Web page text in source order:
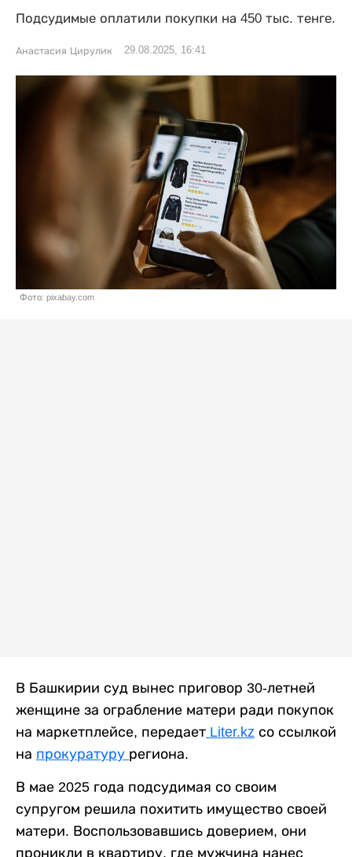
Подсудимые оплатили покупки на 450 тыс. тенге.
Анастасия Цирулик 29.08.2025, 16:41
Фото: pixabay.com
В Башкирии суд вынес приговор 30-летней
женщине за ограбление матери ради покупок
на маркетплейсе, передает Liter.kz со ссылкой
на прокуратуру региона.
В мае 2025 года подсудимая со своим
супругом решила похитить имущество своей
матери. Воспользовавшись доверием, они
проникли в квартиру, где мужчина нанес